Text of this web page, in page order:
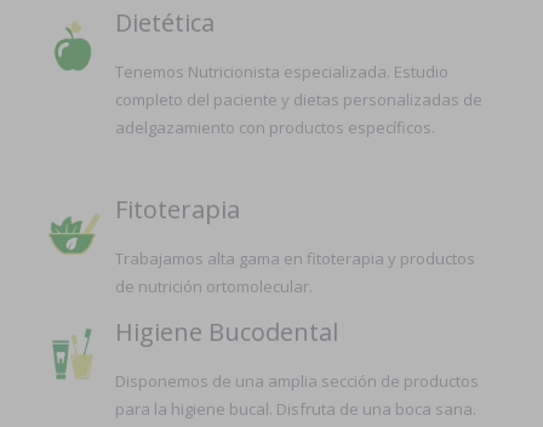
Dietética
Tenemos Nutricionista especializada. Estudio
completo del paciente y dietas personalizadas de
adelgazamiento con productos específicos.
Fitoterapia
Trabajamos alta gama en fitoterapia y productos
de nutrición ortomolecular.
Higiene Bucodental
Disponemos de una amplia sección de productos
para la higiene bucal. Disfruta de una boca sana.